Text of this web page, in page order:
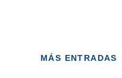
MÁS ENTRADAS